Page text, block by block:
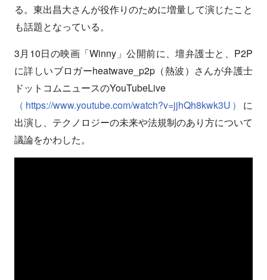
る。東出昌大さんが役作りのために増量して演じたこと
も話題となっている。
3月10日の映画「Winny」公開前に、壇弁護士と、P2P
に詳しいブロガーheatwave_p2p（熱波）さんが弁護士
ドットコムニュースのYouTubeLive
（https://www.youtube.com/watch?v=jjhQh8kwk3U） に
出演し、テクノロジーの未来や法規制のあり方について
議論をかわした。